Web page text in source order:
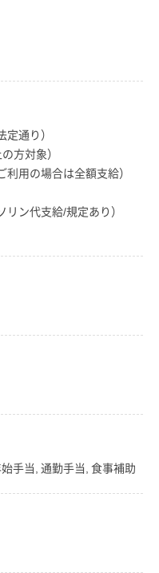
通り）
方対象）
用の場合は全額支給）
ン代支給/規定あり）
手当, 通勤手当, 食事補助